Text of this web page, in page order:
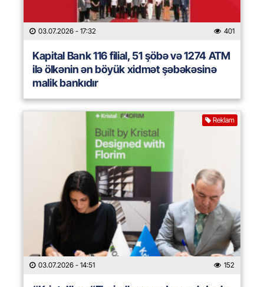
03.07.2026 - 17:32 401
Kapital Bank 116 filial, 51 şöbə və 1274 ATM
ilə ölkənin ən böyük xidmət şəbəkəsinə
malik bankıdır
Reklam
03.07.2026 - 14:51 152